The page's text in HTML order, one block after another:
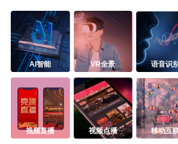
AI智能 VR全景 语音识别
视频直播 视频点播 移动互